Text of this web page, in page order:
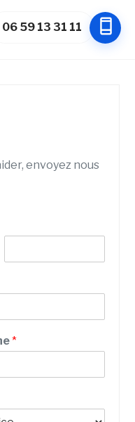
06 59 13 31 11
envoyez nous
*